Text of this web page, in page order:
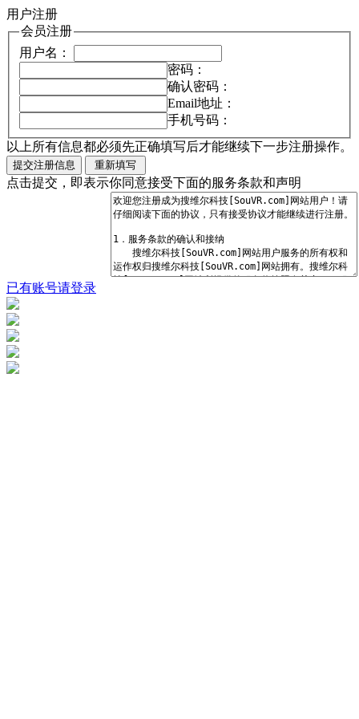
用户注册
会员注册
用户名：
密码：
确认密码：
Email地址：
手机号码：
以上所有信息都必须先正确填写后才能继续下一步注册操作。
点击提交，即表示你同意接受下面的服务条款和声明
已有账号请登录